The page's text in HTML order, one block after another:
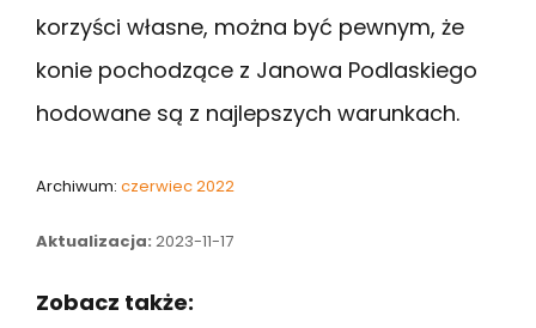
korzyści własne, można być pewnym, że
konie pochodzące z Janowa Podlaskiego
hodowane są z najlepszych warunkach.
Archiwum: czerwiec 2022
Aktualizacja: 2023-11-17
Zobacz także: